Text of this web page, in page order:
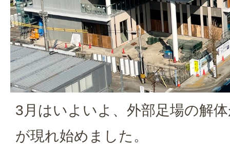
3月はいよいよ、外部足場の解
が現れ始めました。